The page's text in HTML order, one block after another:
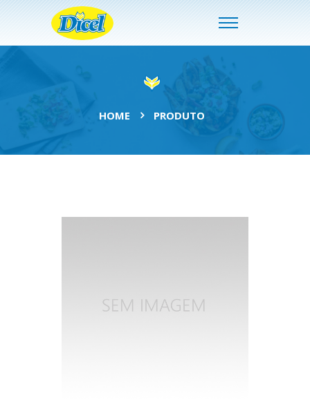
HOME PRODUTO